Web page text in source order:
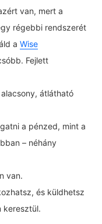
van, mert a
régebbi rendszerét
a Wise
Fejlett
átlátható
a pénzed, mint a
– néhány
van.
és küldhetsz
keresztül.